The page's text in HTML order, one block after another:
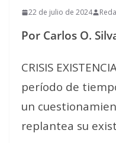
22 de julio de 2024
Por Carlos O.
CRISIS
período de
un
replantea su